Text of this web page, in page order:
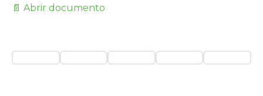
📄 Abrir documento